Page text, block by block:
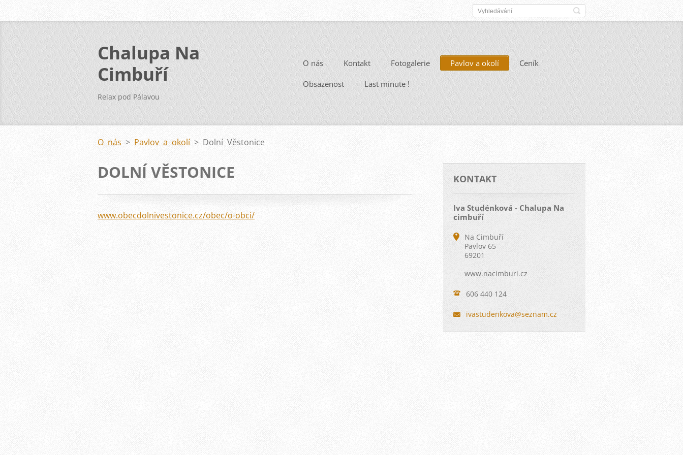
Chalupa Na
Cimbuří
Relax pod Pálavou
O nás Kontakt Fotogalerie Pavlov a okolí Ceník
Obsazenost Last minute !
O nás > Pavlov a okolí > Dolní Věstonice
DOLNÍ VĚSTONICE
www.obecdolnivestonice.cz/obec/o-obci/
KONTAKT
Iva Studénková - Chalupa Na
cimbuří
Na Cimbuří
Pavlov 65
69201
www.nacimburi.cz
606 440 124
ivastudenkova@seznam.cz